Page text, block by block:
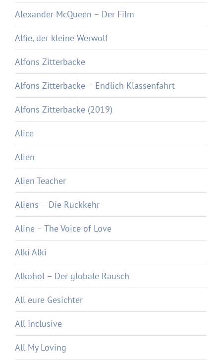
Alexander McQueen – Der Film
Alfie, der kleine Werwolf
Alfons Zitterbacke
Alfons Zitterbacke – Endlich Klassenfahrt
Alfons Zitterbacke (2019)
Alice
Alien
Alien Teacher
Aliens – Die Rückkehr
Aline – The Voice of Love
Alki Alki
Alkohol – Der globale Rausch
All eure Gesichter
All Inclusive
All My Loving